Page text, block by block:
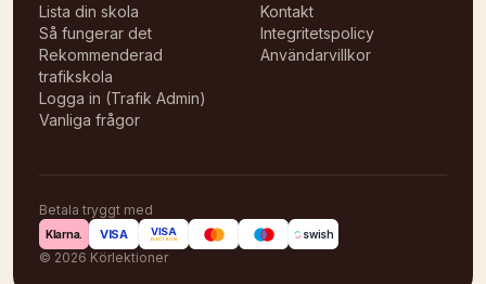
Lista din skola
Så fungerar det
Rekommenderad
trafikskola
Logga in (Trafik Admin)
Vanliga frågor
Kontakt
Integritetspolicy
Användarvillkor
© 2026 Körlektioner
Betala tryggt med
Klarna. VISA VISA
ELECTRON swish